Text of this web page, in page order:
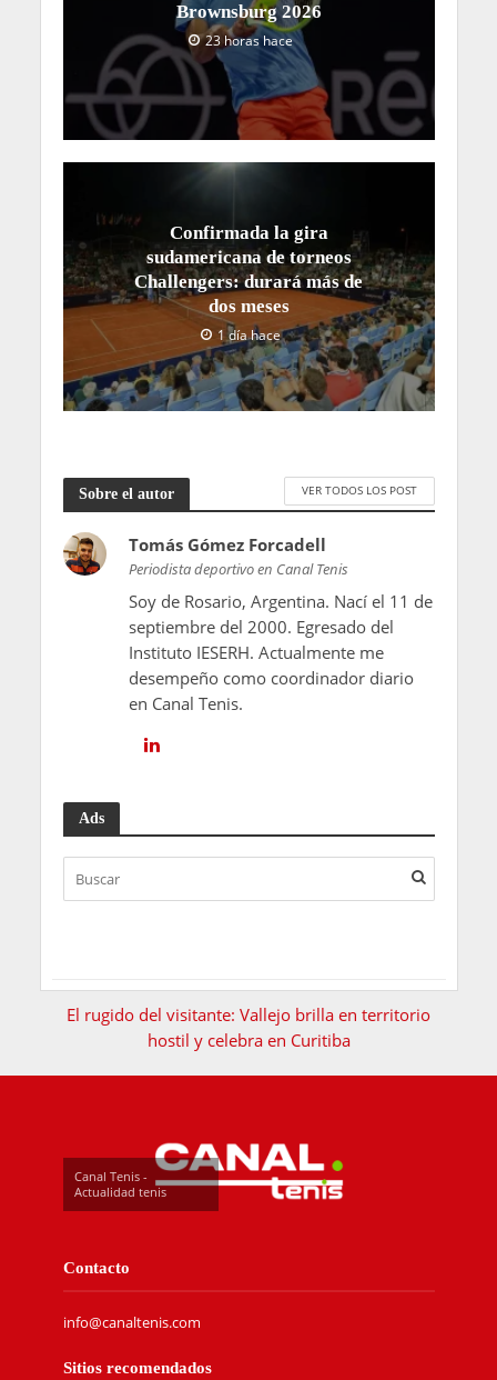
Brownsburg 2026
23 horas hace
Confirmada la gira
sudamericana de torneos
Challengers: durará más de
dos meses
1 día hace
Sobre el autor VER TODOS LOS POST
Tomás Gómez Forcadell
Periodista deportivo en Canal Tenis
Soy de Rosario, Argentina. Nací el 11 de
septiembre del 2000. Egresado del
Instituto IESERH. Actualmente me
desempeño como coordinador diario
en Canal Tenis.
Ads
El rugido del visitante: Vallejo brilla en territorio
hostil y celebra en Curitiba
Canal Tenis -
Actualidad tenis
Contacto
info@canaltenis.com
Sitios recomendados